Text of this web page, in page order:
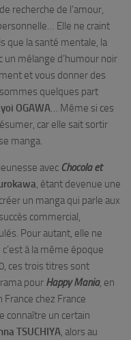
recherche de l’amour,
Elle ne craint
que la santé mentale, la
mélange d’humour noir
et vous donner des
quelques part
OGAWA… Même si ces
car elle sait sortir
manga.
avec Chocola et
, étant devenue une
un manga qui parle aux
commercial,
Pour autant, elle ne
à la même époque
ces trois titres sont
pour Happy Mania, en
France chez France
connaître un certain
TSUCHIYA, alors au